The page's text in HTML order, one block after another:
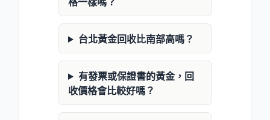
台北黃金回收比南部高嗎？
有發票或保證書的黃金，回
收價格會比較好嗎？